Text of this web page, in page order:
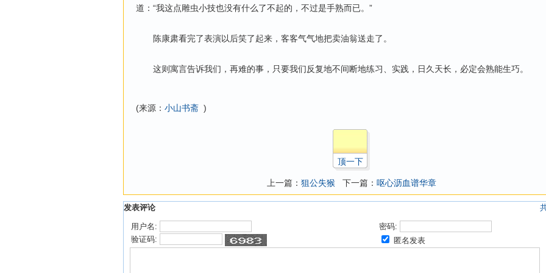
道：“我这点雕虫小技也没有什么了不起的，不过是手熟而已。”
陈康肃看完了表演以后笑了起来，客客气气地把卖油翁送走了。
这则寓言告诉我们，再难的事，只要我们反复地不间断地练习、实践，日久天长，必定会熟能生巧。
(来源： 小山书斋 )
顶一下
上一篇： 狙公失猴 下一篇： 呕心沥血谱华章
发表评论
用户名:
密码:
验证码:
匿名发表